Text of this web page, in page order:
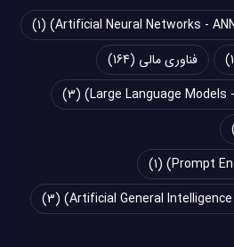
(1)
فناوری مالی (164)
(3)
(1)
(3)